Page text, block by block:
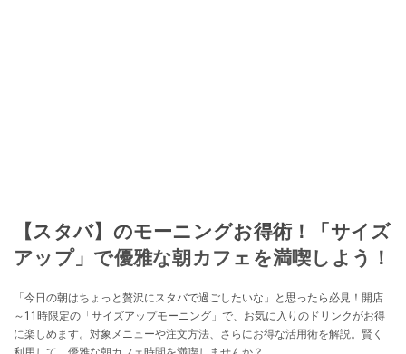
【スタバ】のモーニングお得術！「サイズ
アップ」で優雅な朝カフェを満喫しよう！
「今日の朝はちょっと贅沢にスタバで過ごしたいな」と思ったら必見！開店
～11時限定の「サイズアップモーニング」で、お気に入りのドリンクがお得
に楽しめます。対象メニューや注文方法、さらにお得な活用術を解説。賢く